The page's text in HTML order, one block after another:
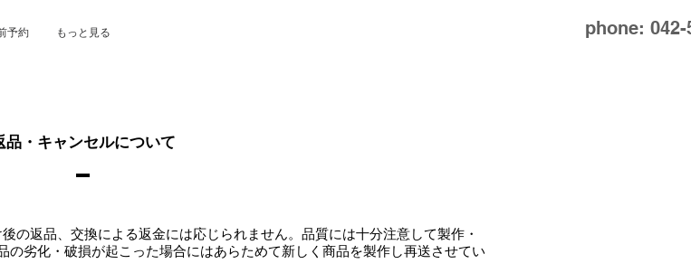
予約 もっと見る phone: 042-
品・キャンセルについて
の返品、交換による返金には応じられません。品質には十分注意して製作・
劣化・破損が起こった場合にはあらためて新しく商品を製作し再送させてい